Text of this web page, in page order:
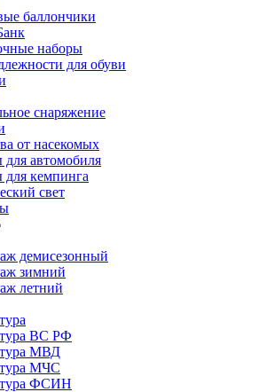
баллончики
наборы
для обуви
снаряжение
от насекомых
для автомобиля
для кемпинга
свет
демисезонный
зимний
летний
ВС РФ
МВД
МЧС
ФСИН